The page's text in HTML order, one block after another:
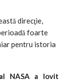
direcţie,
foarte
pentru istoria
NASA a lovit